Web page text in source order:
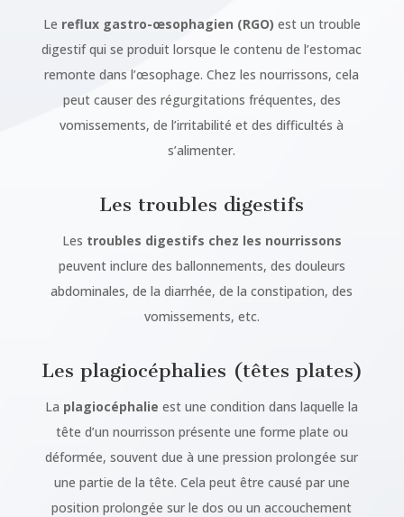
Le reflux gastro-œsophagien (RGO) est un trouble
digestif qui se produit lorsque le contenu de l’estomac
remonte dans l’œsophage. Chez les nourrissons, cela
peut causer des régurgitations fréquentes, des
vomissements, de l’irritabilité et des difficultés à
s’alimenter.
Les troubles digestifs
Les troubles digestifs chez les nourrissons
peuvent inclure des ballonnements, des douleurs
abdominales, de la diarrhée, de la constipation, des
vomissements, etc.
Les plagiocéphalies (têtes plates)
La plagiocéphalie est une condition dans laquelle la
tête d’un nourrisson présente une forme plate ou
déformée, souvent due à une pression prolongée sur
une partie de la tête. Cela peut être causé par une
position prolongée sur le dos ou un accouchement